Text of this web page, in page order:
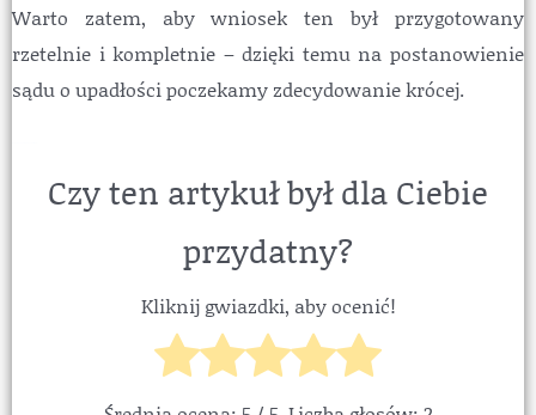
Warto zatem, aby wniosek ten był przygotowany
rzetelnie i kompletnie – dzięki temu na postanowienie
sądu o upadłości poczekamy zdecydowanie krócej.
Czy ten artykuł był dla Ciebie
przydatny?
Kliknij gwiazdki, aby ocenić!